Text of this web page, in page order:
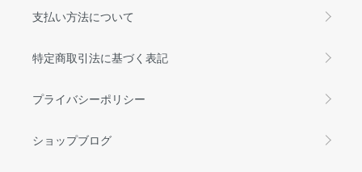
支払い方法について
特定商取引法に基づく表記
プライバシーポリシー
ショップブログ